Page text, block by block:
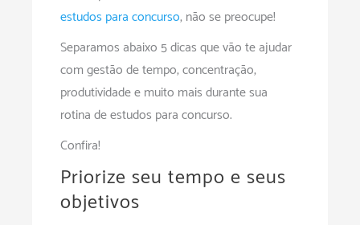
estudos para concurso, não se preocupe!
Separamos abaixo 5 dicas que vão te ajudar
com gestão de tempo, concentração,
produtividade e muito mais durante sua
rotina de estudos para concurso.
Confira!
Priorize seu tempo e seus
objetivos